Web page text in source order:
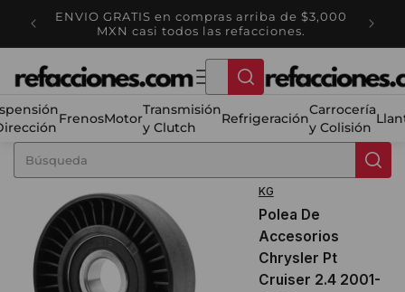
directamente
al contenido
ENVIO GRATIS en compras arriba de $3,000
MXN casi todos las refacciones.
FrenosMotor
Transmisión
y Clutch
Refrigeración
Carrocería
y Colisión
KG
Polea De
Accesorios
Chrysler Pt
Cruiser 2.4 2001-